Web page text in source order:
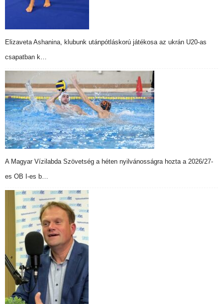
Elizaveta Ashanina, klubunk utánpótláskorú játékosa az ukrán U20-as
csapatban k…
A Magyar Vízilabda Szövetség a héten nyilvánosságra hozta a 2026/27-
es OB I-es b…